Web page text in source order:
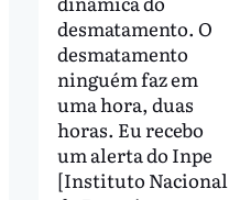
desmatamento. O
desmatamento
ninguém faz em
uma hora, duas
horas. Eu recebo
um alerta do Inpe
[Instituto Nacional